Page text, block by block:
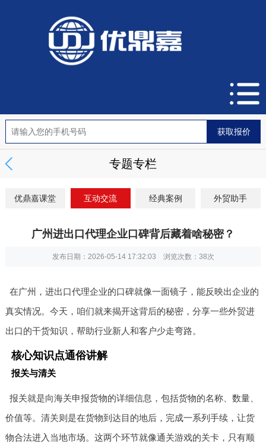
专题专栏
优鼎嘉课堂 互动交流 经典案例 外贸助手
广州进出口代理企业口碑背后藏着啥秘密？
发布日期：2026-05-14 17:32:03 浏览次数： 38次
在广州，进出口代理企业的口碑就像一面镜子，能反映出企业的
真实情况。今天，咱们就来揭开这背后的秘密，分享一些外贸进
出口的干货知识，帮助行业新人和客户少走弯路。
核心知识点通俗讲解
报关与清关
报关就是向海关申报货物的详细信息，包括货物的名称、数量、
价值等。清关则是在货物到达目的地后，完成一系列手续，让货
物合法进入当地市场。这两个环节就像通关游戏的关卡，只有顺